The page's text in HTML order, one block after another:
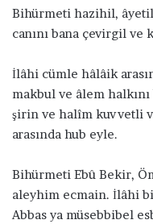
Bihürmeti hazihil, âyetil
canını bana çevirgil
İlâhi cümle hâlâik
makbul ve âlem
şirin ve halîm kuvvetli
arasında hub eyle.
Bihürmeti Ebû Bekir,
aleyhim ecmain. İlâhi
Abbas ya müsebbibel